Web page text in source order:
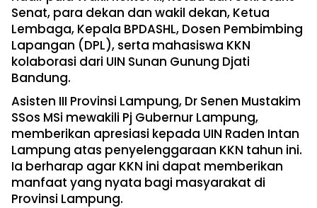
Senat, para dekan dan wakil dekan, Ketua
Lembaga, Kepala BPDASHL, Dosen Pembimbing
Lapangan (DPL), serta mahasiswa KKN
kolaborasi dari UIN Sunan Gunung Djati
Bandung.
Asisten III Provinsi Lampung, Dr Senen Mustakim
SSos MSi mewakili Pj Gubernur Lampung,
memberikan apresiasi kepada UIN Raden Intan
Lampung atas penyelenggaraan KKN tahun ini.
Ia berharap agar KKN ini dapat memberikan
manfaat yang nyata bagi masyarakat di
Provinsi Lampung.